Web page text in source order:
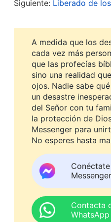
pero, conforme
enseñaba la verdad
seguimiento de las
capacidad. Así,
a ser ligeramente
después de todo, ¡no
enseñanza y
tenerla a ella
obstante, mi
consecuencia,
incorrecto y hablaron
estatus, pues eso
me señalaran esto.
Siguiente: Liberado de
A medida que los
cada vez más
que las profecías
sino una realidad
ojos. Nadie sabe
un desastre
del Señor con tu
la protección de
Messenger para
No esperes hasta
Messenger
Contacta
WhatsApp